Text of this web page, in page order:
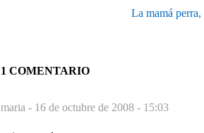
La mamá
1 COMENTARIO
maria - 16 de octubre de 2008 - 15:03